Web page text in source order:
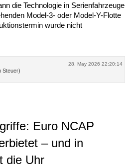
die Technologie in Serienfahrzeuge
Model-3- oder Model-Y-Flotte
wurde nicht
28. May 2026 22:20:14
Steuer)
Euro NCAP
– und in
die Uhr